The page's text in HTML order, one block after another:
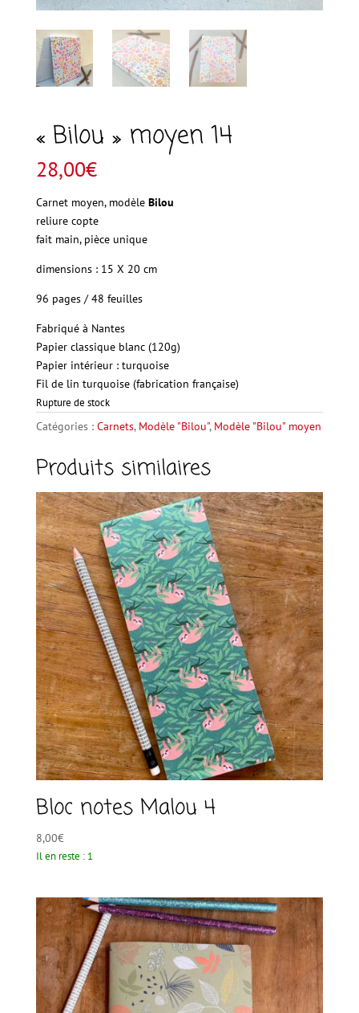
« Bilou » moyen 14
28,00€
Carnet moyen, modèle Bilou
reliure copte
fait main, pièce unique
dimensions : 15 X 20 cm
96 pages / 48 feuilles
Fabriqué à Nantes
Papierclassique blanc (120g)
Papier intérieur : turquoise
Filde lin turquoise (fabrication française)
Rupture de stock
Catégories : Carnets, Modèle "Bilou", Modèle "Bilou" moyen
Produits similaires
Bloc notes Malou 4
8,00€
Il en reste : 1